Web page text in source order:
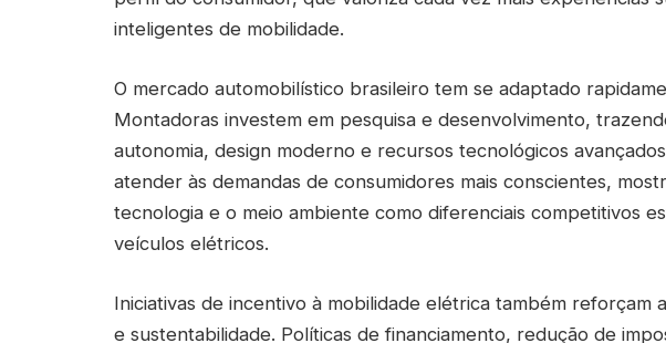
inteligentes de mobilidade.
O mercado automobilístico brasileiro tem se adaptado
Montadoras investem em pesquisa e desenvolvimento,
autonomia, design moderno e recursos tecnológicos
atender às demandas de consumidores mais conscientes,
tecnologia e o meio ambiente como diferenciais competitivos
veículos elétricos.
Iniciativas de incentivo à mobilidade elétrica também
e sustentabilidade. Políticas de financiamento, redução de